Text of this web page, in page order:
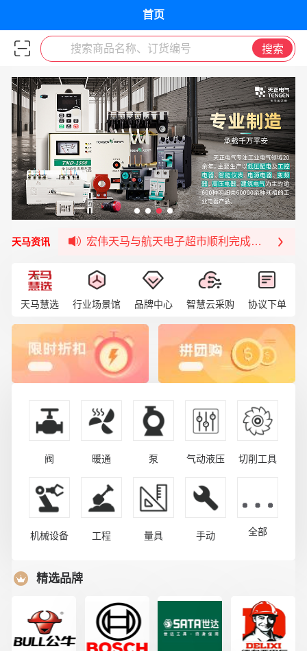
首页
搜索商品名称、订货编号 搜索
天马资讯
宏伟天马与航天电子超市顺利完成对接！
签约喜讯 | 宏伟与中铝集团成功签约！
福清核电—WD-40产品交流会圆满结束
宏伟天马与网易严选达成品牌合作
宏伟供应链与第一师阿拉尔市签署战略框架合
天马慧选 行业场景馆 品牌中心 智慧云采购 协议下单
阀 暖通 泵 气动液压 切削工具
机械设备 工程 量具 手动 全部
精选品牌